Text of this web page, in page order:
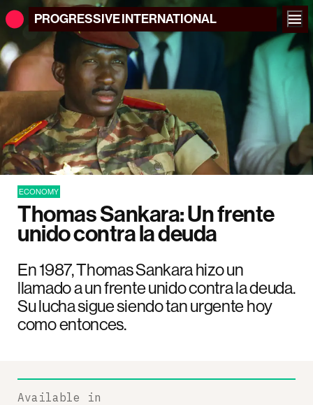
PROGRESSIVEINTERNATIONAL
ECONOMY
Thomas Sankara: Un frente
unido contra la deuda
En 1987, Thomas Sankara hizo un
llamado a un frente unido contra la deuda.
Su lucha sigue siendo tan urgente hoy
como entonces.
Available in